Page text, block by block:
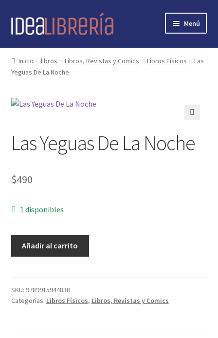
Ir
Ir
Menú
Inicio
contacto
libros
nosotros
novedades
Inicio libros Libros, Revistas y Comics Libros Físicos
Las
Yeguas De La Noche
Las Yeguas De La Noche
$490
1 disponibles
Noche
cantidad
Añadir al carrito
SKU: 9789915944838
Categorías: Libros Físicos, Libros, Revistas y Comics